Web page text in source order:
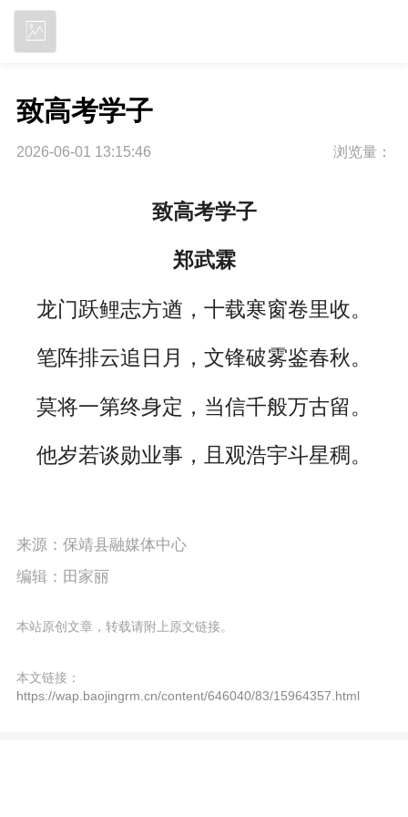
致高考学子
2026-06-01 13:15:46 浏览量：
致高考学子
郑武霖
龙门跃鲤志方遒，十载寒窗卷里收。
笔阵排云追日月，文锋破雾鉴春秋。
莫将一第终身定，当信千般万古留。
他岁若谈勋业事，且观浩宇斗星稠。
来源：保靖县融媒体中心
编辑：田家丽
本站原创文章，转载请附上原文链接。
本文链接：
https://wap.baojingrm.cn/content/646040/83/15964357.html